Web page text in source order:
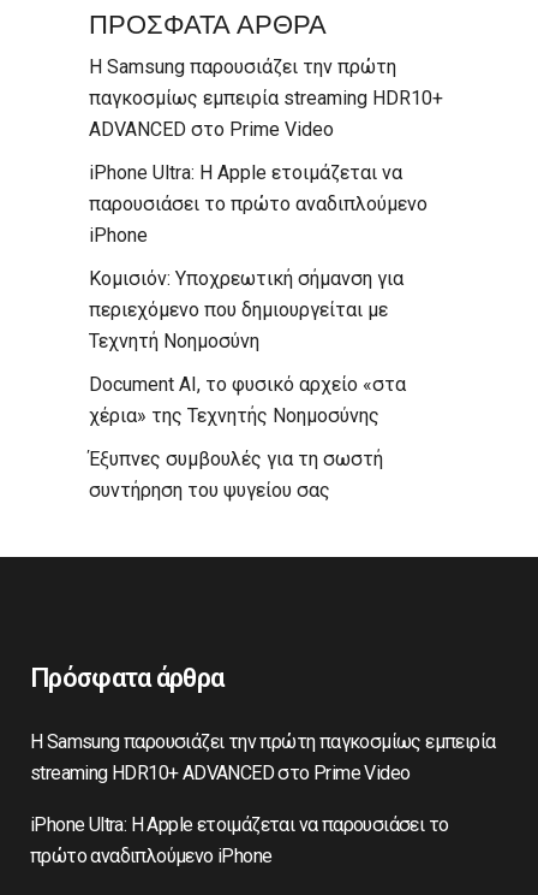
ΠΡΟΣΦΑΤΑ ΑΡΘΡΑ
Η Samsung παρουσιάζει την πρώτη
παγκοσμίως εμπειρία streaming HDR10+
ADVANCED στο Prime Video
iPhone Ultra: Η Apple ετοιμάζεται να
παρουσιάσει το πρώτο αναδιπλούμενο
iPhone
Κομισιόν: Υποχρεωτική σήμανση για
περιεχόμενο που δημιουργείται με
Τεχνητή Νοημοσύνη
Document AI, το φυσικό αρχείο «στα
χέρια» της Τεχνητής Νοημοσύνης
Έξυπνες συμβουλές για τη σωστή
συντήρηση του ψυγείου σας
Πρόσφατα άρθρα
Η Samsung παρουσιάζει την πρώτη παγκοσμίως εμπειρία
streaming HDR10+ ADVANCED στο Prime Video
iPhone Ultra: Η Apple ετοιμάζεται να παρουσιάσει το
πρώτο αναδιπλούμενο iPhone